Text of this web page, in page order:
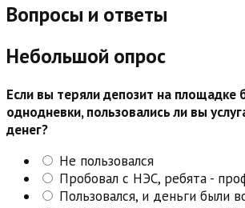
Вопросы и ответы
Небольшой опрос
Если вы теряли депозит на площадке
однодневки, пользовались ли вы
денег?
Не пользовался
Пробовал с НЭС, ребята -
Пользовался, и деньги были